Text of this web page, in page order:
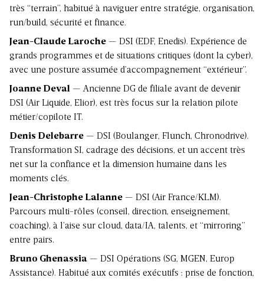
très “terrain”, habitué à naviguer entre stratégie, organisation,
run/build, sécurité et finance.
Jean-Claude Laroche — DSI (EDF, Enedis). Expérience de
grands programmes et de situations critiques (dont la cyber),
avec une posture assumée d’accompagnement “extérieur”.
Joanne Deval — Ancienne DG de filiale avant de devenir
DSI (Air Liquide, Elior), est très focus sur la relation pilote
métier/copilote IT.
Denis Delebarre — DSI (Boulanger, Flunch, Chronodrive).
Transformation SI, cadrage des décisions, et un accent très
net sur la confiance et la dimension humaine dans les
moments clés.
Jean-Christophe Lalanne — DSI (Air France/KLM).
Parcours multi-rôles (conseil, direction, enseignement,
coaching), à l’aise sur cloud, data/IA, talents, et “mirroring”
entre pairs.
Bruno Ghenassia — DSI Opérations (SG, MGEN, Europ
Assistance). Habitué aux comités exécutifs : prise de fonction,